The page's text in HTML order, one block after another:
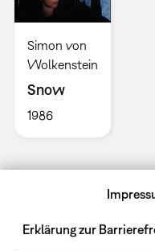
Simon von
Wolkenstein
Snow
1986
Erklärung zur